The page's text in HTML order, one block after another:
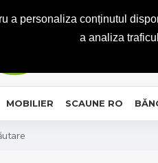
a personaliza conținutul
a analiza
MOBILIER SCAUNE RO